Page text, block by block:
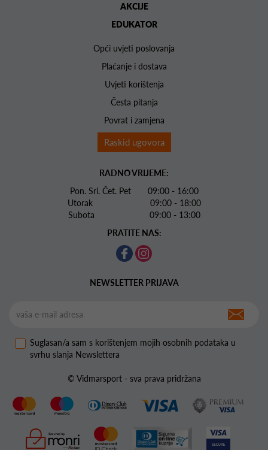
AKCIJE
EDUKATOR
Opći uvjeti poslovanja
Plaćanje i dostava
Uvjeti korištenja
Česta pitanja
Povrat i zamjena
Raskid ugovora
RADNO VRIJEME:
Pon. Sri. Čet. Pet 09:00 - 16:00
Utorak 09:00 - 18:00
Subota 09:00 - 13:00
PRATITE NAS:
NEWSLETTER PRIJAVA
Suglasan/a sam s korištenjem mojih osobnih podataka u
svrhu slanja Newslettera
© Vidmarsport - sva prava pridržana